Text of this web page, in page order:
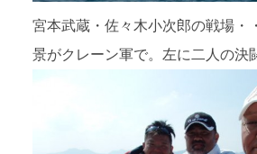
宮本武蔵・佐々木小次郎の戦場・
景がクレーン軍で。左に二人の決